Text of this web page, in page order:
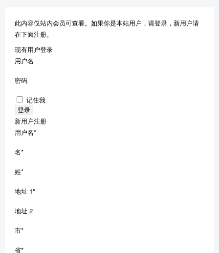
此内容仅站内会员可查看。如果你是本站用户，请登录，新用户请
在下面注册。
现有用户登录
用户名
密码
记住我
新用户注册
用户名*
名*
姓*
地址 1*
地址 2
市*
省*